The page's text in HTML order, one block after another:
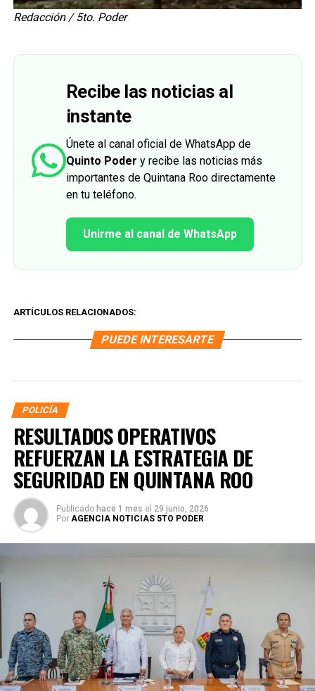
Redacción / 5to. Poder
Recibe las noticias al
instante
Únete al canal oficial de WhatsApp de
Quinto Poder y recibe las noticias más
importantes de Quintana Roo directamente
en tu teléfono.
Unirme al canal de WhatsApp
ARTÍCULOS RELACIONADOS:
PUEDE INTERESARTE
POLICÍA
RESULTADOS OPERATIVOS
REFUERZAN LA ESTRATEGIA DE
SEGURIDAD EN QUINTANA ROO
Publicado hace 1 mes el 29 junio, 2026
Por AGENCIA NOTICIAS 5TO PODER